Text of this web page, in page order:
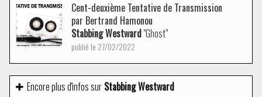
Cent-deuxième Tentative de Transmission
par Bertrand Hamonou
Stabbing Westward"Ghost"
publié le 27/02/2022
Encore plus d'infos sur Stabbing Westward